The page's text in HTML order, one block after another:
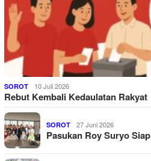
SOROT 10 Juli 2026
Rebut Kembali Kedaulatan Rakyat
SOROT 27 Juni 2026
Pasukan Roy Suryo